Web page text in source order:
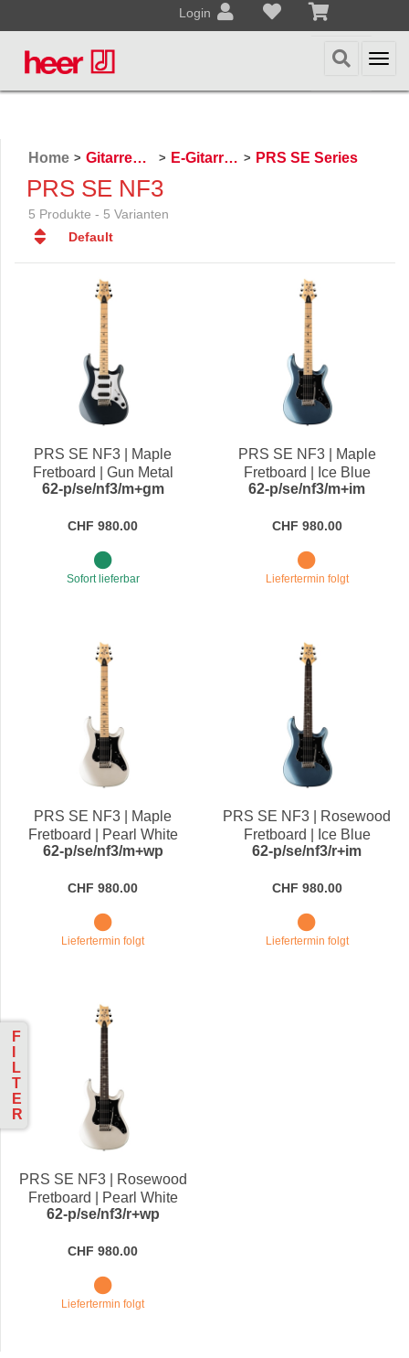
Login
F
L
T
E
R
Home > Gitarren / Zupfinstrumente > E-Gitarren > PRS SE Series
PRS SE NF3
5 Produkte - 5 Varianten
Default
Default
Datum
Datum
Name
Name
Preis
Preis
PRS SE NF3 | Maple
Fretboard | Gun Metal
Gray
62-p/se/nf3/m+gm
CHF 980.00
Sofort lieferbar
PRS SE NF3 | Maple
Fretboard | Ice Blue
Metallic
62-p/se/nf3/m+im
CHF 980.00
Liefertermin folgt
PRS SE NF3 | Maple
Fretboard | Pearl White
62-p/se/nf3/m+wp
CHF 980.00
Liefertermin folgt
PRS SE NF3 | Rosewood
Fretboard | Ice Blue
Metallic
62-p/se/nf3/r+im
CHF 980.00
Liefertermin folgt
PRS SE NF3 | Rosewood
Fretboard | Pearl White
62-p/se/nf3/r+wp
CHF 980.00
Liefertermin folgt